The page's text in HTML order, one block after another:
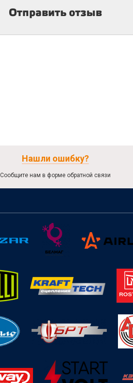
Отправить отзыв
Нашли ошибку?
Сообщите нам в форме обратной связи